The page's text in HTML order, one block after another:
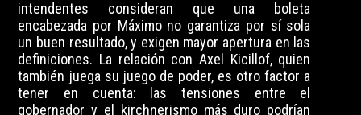
intendentes consideran que una boleta
encabezada por Máximo no garantiza por sí sola
un buen resultado, y exigen mayor apertura en las
definiciones. La relación con Axel Kicillof, quien
también juega su juego de poder, es otro factor a
tener en cuenta: las tensiones entre el
gobernador y el kirchnerismo más duro podrían